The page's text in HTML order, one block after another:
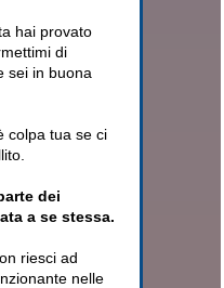
hai provato
di
sei in buona
colpa tua se ci
dei
a se stessa.
riesci ad
nelle